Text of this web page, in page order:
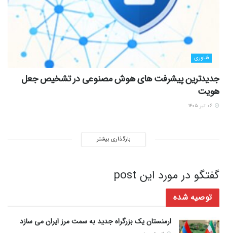
فناوری
جدیدترین پیشرفت های هوش مصنوعی در تشخیص جعل
هویت
بارگذاری بیشتر
گفتگو در مورد این post
توصیه شده
ارمنستان یک بزرگراه جدید به سمت مرز ایران می سازد